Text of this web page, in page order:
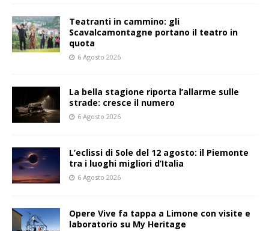
Teatranti in cammino: gli
Scavalcamontagne portano il teatro in
quota
6 Agosto 2026
La bella stagione riporta l’allarme sulle
strade: cresce il numero
6 Agosto 2026
L’eclissi di Sole del 12 agosto: il Piemonte
tra i luoghi migliori d’Italia
6 Agosto 2026
Opere Vive fa tappa a Limone con visite e
laboratorio su My Heritage